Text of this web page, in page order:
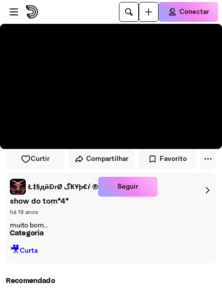
Pular para o player
Ir para o conteúdo principal
Conectar
Curtir Compartilhar Favorito
Ł‡§дйĐrØ ڴҜҰþ€ѓ ® Seguir
show do tom*4*
há 18 anos
muito bom..
Categoria
🎥Curta
Recomendado